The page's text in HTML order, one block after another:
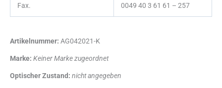
Fax. 0049 40 3 61 61 – 257
Artikelnummer: AG042021-K
Marke: Keiner Marke zugeordnet
Optischer Zustand: nicht angegeben